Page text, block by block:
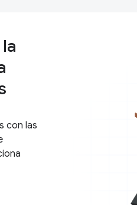
con las